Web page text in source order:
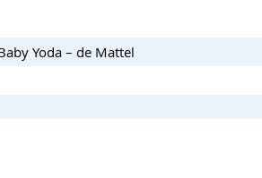
Yoda – de Mattel